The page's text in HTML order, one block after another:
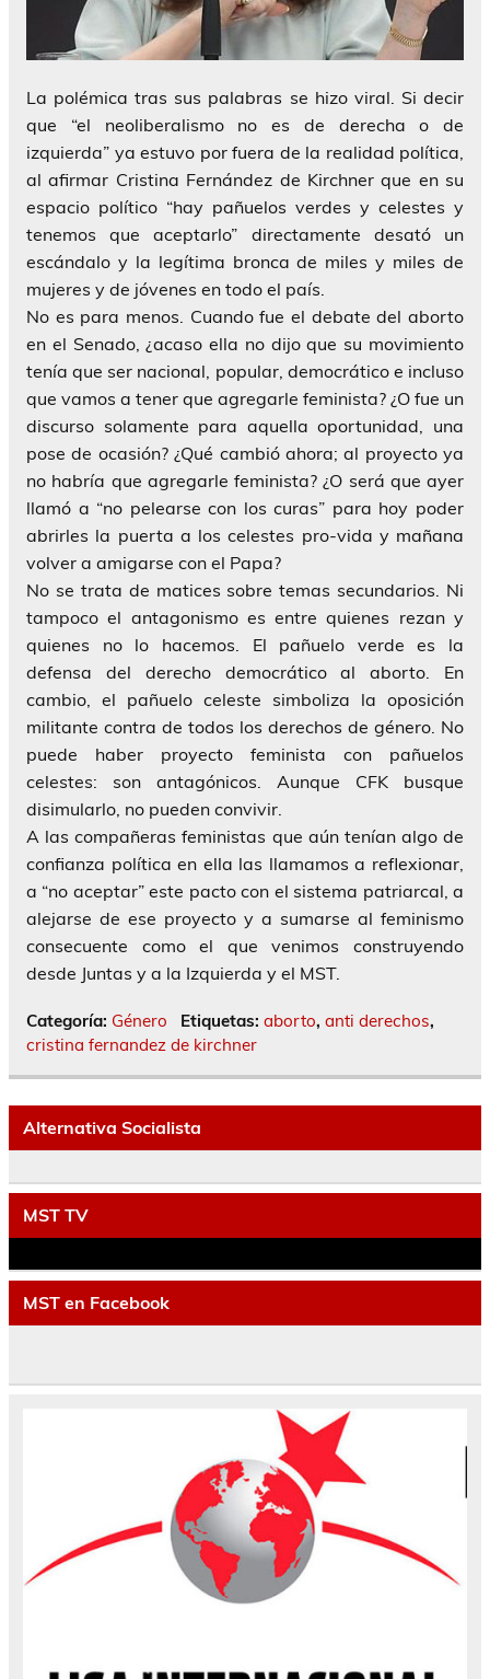
La polémica tras sus palabras se hizo viral. Si decir
que “el neoliberalismo no es de derecha o de
izquierda” ya estuvo por fuera de la realidad política,
al afirmar Cristina Fernández de Kirchner que en su
espacio político “hay pañuelos verdes y celestes y
tenemos que aceptarlo” directamente desató un
escándalo y la legítima bronca de miles y miles de
mujeres y de jóvenes en todo el país.
No es para menos. Cuando fue el debate del aborto
en el Senado, ¿acaso ella no dijo que su movimiento
tenía que ser nacional, popular, democrático e incluso
que vamos a tener que agregarle feminista? ¿O fue un
discurso solamente para aquella oportunidad, una
pose de ocasión? ¿Qué cambió ahora; al proyecto ya
no habría que agregarle feminista? ¿O será que ayer
llamó a “no pelearse con los curas” para hoy poder
abrirles la puerta a los celestes pro-vida y mañana
volver a amigarse con el Papa?
No se trata de matices sobre temas secundarios. Ni
tampoco el antagonismo es entre quienes rezan y
quienes no lo hacemos. El pañuelo verde es la
defensa del derecho democrático al aborto. En
cambio, el pañuelo celeste simboliza la oposición
militante contra de todos los derechos de género. No
puede haber proyecto feminista con pañuelos
celestes: son antagónicos. Aunque CFK busque
disimularlo, no pueden convivir.
A las compañeras feministas que aún tenían algo de
confianza política en ella las llamamos a reflexionar,
a “no aceptar” este pacto con el sistema patriarcal, a
alejarse de ese proyecto y a sumarse al feminismo
consecuente como el que venimos construyendo
desde Juntas y a la Izquierda y el MST.
Categoría: Género Etiquetas: aborto, anti derechos,
cristina fernandez de kirchner
Alternativa Socialista
MST TV
MST en Facebook